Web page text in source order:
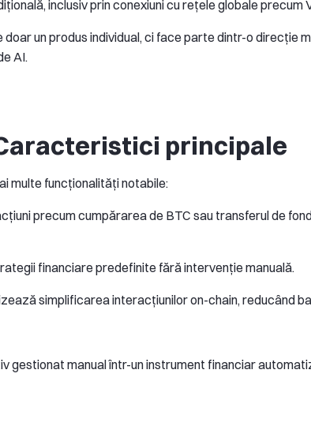
inclusiv prin conexiuni cu rețele globale precum
un produs individual, ci face parte dintr-o direcție
AI.
principale
multe funcționalități notabile:
precum cumpărarea de BTC sau transferul de
financiare predefinite fără intervenție manuală.
simplificarea interacțiunilor on-chain, reducând
gestionat manual într-un instrument financiar